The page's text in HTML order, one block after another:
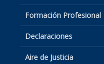
Formación Profesional
Declaraciones
Aire de Justicia